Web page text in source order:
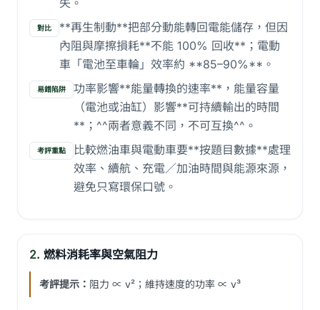
失。
對比
**再生制動**把部分動能轉回電能儲存，但因
內阻與摩擦損耗**不能 100% 回收**；電動
車「電池至車輪」效率約 **85–90%**。
易錯陷阱
功率影響**能量轉換的速率**，能量容量
（電池或油缸）影響**可持續輸出的時間
**；^^兩者意義不同，不可互換^^。
考評重點
比較燃油車與電動車要**按題目數據**處理
效率、續航、充電／加油時間與能源來源，
避免只寫環保口號。
2. 燃料消耗率與空氣阻力
考評提示： 阻力 ∝ v²；維持速度的功率 ∝ v³